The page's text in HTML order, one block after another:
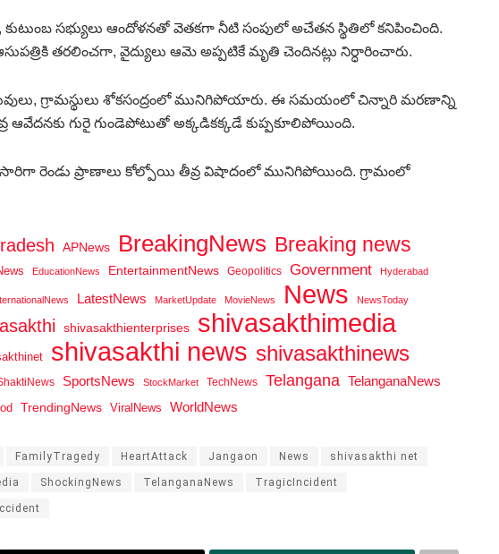
కుటుంబ సభ్యులు ఆందోళనతో వెతకగా నీటి సంపులో అచేతన స్థితిలో కనిపించింది.
తరలించగా, వైద్యులు ఆమె అప్పటికే మృతి చెందినట్లు నిర్ధారించారు.
గ్రామస్థులు శోకసంద్రంలో మునిగిపోయారు. ఈ సమయంలో చిన్నారి మరణాన్ని
ఆవేదనకు గురై గుండెపోటుతో అక్కడికక్కడే కుప్పకూలిపోయింది.
రెండు ప్రాణాలు కోల్పోయి తీవ్ర విషాదంలో మునిగిపోయింది. గ్రామంలో
APNews BreakingNews Breaking news
EducationNews EntertainmentNews Geopolitics Government Hyderabad
LatestNews MarketUpdate MovieNews News NewsToday
shivasakthienterprises
shivasakthimedia
shivasakthi news shivasakthinews
SportsNews StockMarket TechNews Telangana TelanganaNews
TrendingNews ViralNews WorldNews
FamilyTragedy HeartAttack Jangaon News shivasakthi net
ShockingNews TelanganaNews TragicIncident